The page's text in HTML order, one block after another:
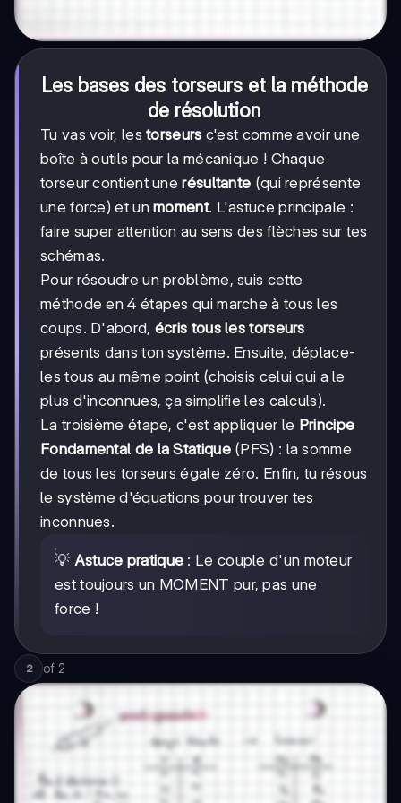
Les bases des torseurs et la méthode
de résolution
Tu vas voir, lestorseurs c'est comme avoir une
boîte à outils pour la mécanique ! Chaque
torseur contient unerésultante (qui représente
une force) et unmoment. L'astuce principale :
faire super attention au sens des flèches sur tes
schémas.
Pour résoudre un problème, suis cette
méthode en 4 étapes qui marche à tous les
coups. D'abord, écris tous les torseurs
présents dans ton système. Ensuite, déplace-
les tous au même point (choisis celui qui a le
plus d'inconnues, ça simplifie les calculs).
La troisième étape, c'est appliquer le Principe
Fondamental de la Statique(PFS) : la somme
de tous les torseurs égale zéro. Enfin, tu résous
le système d'équations pour trouver tes
inconnues.
💡 Astuce pratique : Le couple d'un moteur
est toujours un MOMENT pur, pas une
force !
2 of 2